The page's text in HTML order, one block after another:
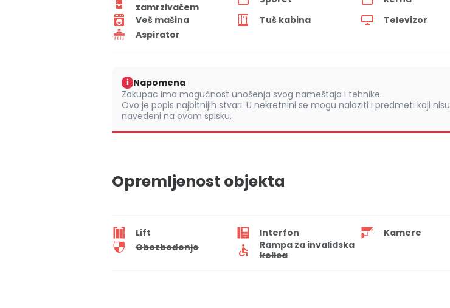
zamrzivačem
Veš mašina
Tuš kabina
Televizor
Aspirator
i Napomena
Zakupac ima mogućnost unošenja svog nameštaja i tehnike.
Ovo je popis najbitnijih stvari. U nekretnini se mogu nalaziti i predmeti koji nisu
navedeni na ovom spisku.
Opremljenost objekta
Lift Interfon
Kamere
Obezbeđenje
Rampa za invalidska
kolica